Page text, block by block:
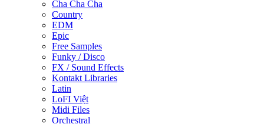
Cha Cha Cha
Country
EDM
Epic
Free Samples
Funky / Disco
FX / Sound Effects
Kontakt Libraries
Latin
LoFI Việt
Midi Files
Orchestral